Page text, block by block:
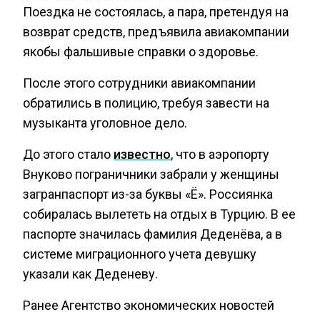
Поездка не состоялась, а пара, претендуя на
возврат средств, предъявила авиакомпании
якобы фальшивые справки о здоровье.
После этого сотрудники авиакомпании
обратились в полицию, требуя завести на
музыканта уголовное дело.
До этого стало известно, что в аэропорту
Внуково пограничники забрали у женщины
загранпаспорт из-за буквы «Ё». Россиянка
собиралась вылететь на отдых в Турцию. В ее
паспорте значилась фамилия Деденёва, а в
системе миграционного учета девушку
указали как Деденеву.
Ранее Агентство экономических новостей